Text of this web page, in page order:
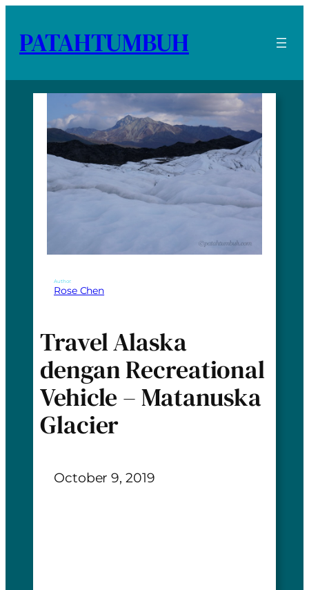
PATAHTUMBUH
Author:
Rose Chen
Travel Alaska
dengan Recreational
Vehicle – Matanuska
Glacier
October 9, 2019